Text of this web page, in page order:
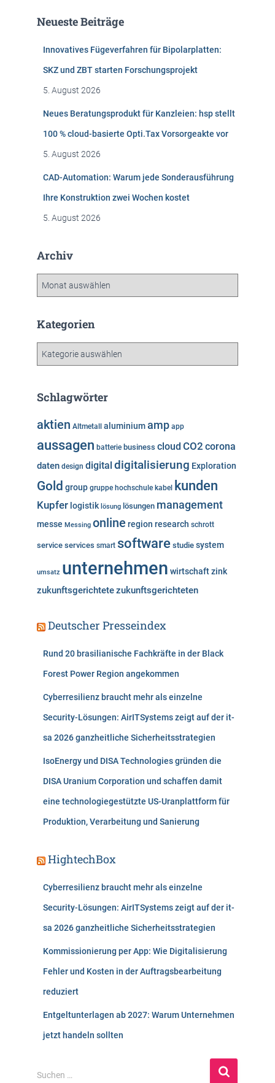
n
Neueste Beiträge
Innovatives Fügeverfahren für Bipolarplatten:
SKZ und ZBT starten Forschungsprojekt
5. August 2026
Neues Beratungsprodukt für Kanzleien: hsp stellt
100 % cloud-basierte Opti.Tax Vorsorgeakte vor
5. August 2026
CAD-Automation: Warum jede Sonderausführung
Ihre Konstruktion zwei Wochen kostet
5. August 2026
Archiv
h
Kategorien
g
r
i
n
Schlagwörter
aktien Altmetall aluminiumamp app
aussagen batterie business cloud CO2 corona
daten design digital digitalisierung Exploration
Gold group gruppe hochschule kabel kunden
Kupfer logistik lösung lösungen management
messe Messing online region research schrott
service services smart software studie system
umsatz unternehmen wirtschaftzink
zukunftsgerichtetezukunftsgerichteten
Deutscher Presseindex
Rund 20 brasilianische Fachkräfte in der Black
Forest Power Region angekommen
Cyberresilienz braucht mehr als einzelne
Security-Lösungen: AirITSystems zeigt auf der it-
sa 2026 ganzheitliche Sicherheitsstrategien
IsoEnergy und DISA Technologies gründen die
DISA Uranium Corporation und schaffen damit
eine technologiegestützte US-Uranplattform für
Produktion, Verarbeitung und Sanierung
HightechBox
Cyberresilienz braucht mehr als einzelne
Security-Lösungen: AirITSystems zeigt auf der it-
sa 2026 ganzheitliche Sicherheitsstrategien
Kommissionierung per App: Wie Digitalisierung
Fehler und Kosten in der Auftragsbearbeitung
reduziert
Entgeltunterlagen ab 2027: Warum Unternehmen
jetzt handeln sollten
S
Suchen …